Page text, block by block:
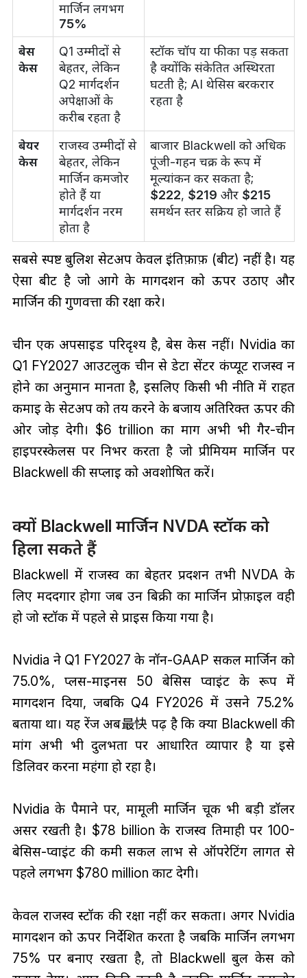
मार्जिन लगभग
75%
बेस
केस
Q1 उम्मीदों से
बेहतर, लेकिन
Q2 मार्गदर्शन
अपेक्षाओं के
करीब रहता है
स्टॉक चॉप या फीका पड़ सकता
है क्योंकि संकेतित अस्थिरता
घटती है; AI थेसिस बरकरार
रहता है
बेयर
केस
राजस्व उम्मीदों से
बेहतर, लेकिन
मार्जिन कमजोर
होते हैं या
मार्गदर्शन नरम
होता है
बाजार Blackwell को अधिक
पूंजी-गहन चक्र के रूप में
मूल्यांकन कर सकता है;
$222, $219 और $215
समर्थन स्तर सक्रिय हो जाते हैं
सबसे स्पष्ट बुलिश सेटअप केवल इंतिफ़ाफ़ (बीट) नहीं है। यह
ऐसा बीट है जो आगे के मार्गदर्शन को ऊपर उठाए और
मार्जिन की गुणवत्ता की रक्षा करे।
चीन एक अपसाइड परिदृश्य है, बेस केस नहीं। Nvidia का
Q1 FY2027 आउटलुक चीन से डेटा सेंटर कंप्यूट राजस्व न
होने का अनुमान मानता है, इसलिए किसी भी नीति में राहत
कमाई के सेटअप को तय करने के बजाय अतिरिक्त ऊपर की
ओर जोड़ देगी। $6 trillion का मार्ग अभी भी गैर-चीन
हाइपरस्केलर्स पर निर्भर करता है जो प्रीमियम मार्जिन पर
Blackwell की सप्लाई को अवशोषित करें।
क्यों Blackwell मार्जिन NVDA स्टॉक को
हिला सकते हैं
Blackwell में राजस्व का बेहतर प्रदर्शन तभी NVDA के
लिए मददगार होगा जब उन बिक्री का मार्जिन प्रोफ़ाइल वही
हो जो स्टॉक में पहले से प्राइस किया गया है।
Nvidia ने Q1 FY2027 के नॉन-GAAP सकल मार्जिन को
75.0%, प्लस-माइनस 50 बेसिस प्वाइंट के रूप में
मार्गदर्शन दिया, जबकि Q4 FY2026 में उसने 75.2%
बताया था। यह रेंज अब最快 पढ़ है कि क्या Blackwell की
मांग अभी भी दुर्लभता पर आधारित व्यापार है या इसे
डिलिवर करना महंगा हो रहा है।
Nvidia के पैमाने पर, मामूली मार्जिन चूक भी बड़ी डॉलर
असर रखती है। $78 billion के राजस्व तिमाही पर 100-
बेसिस-प्वाइंट की कमी सकल लाभ से ऑपरेटिंग लागत से
पहले लगभग $780 million काट देगी।
केवल राजस्व स्टॉक की रक्षा नहीं कर सकता। अगर Nvidia
मार्गदर्शन को ऊपर निर्देशित करता है जबकि मार्जिन लगभग
75% पर बनाए रखता है, तो Blackwell बुल केस को